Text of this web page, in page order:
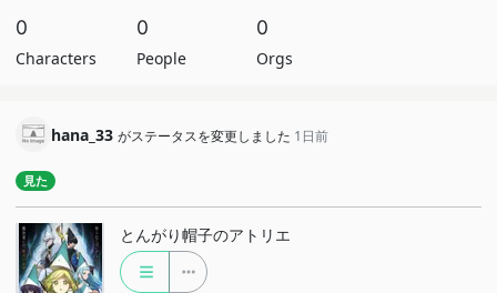
0
Characters
0
People
0
Orgs
hana_33 がステータスを変更しました 1日前
見た
とんがり帽子のアトリエ